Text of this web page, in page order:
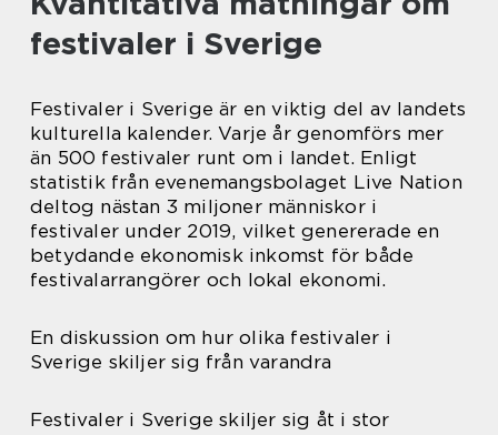
festivaler i Sverige
Festivaler i Sverige är en viktig del av landets
kulturella kalender. Varje år genomförs mer
än 500 festivaler runt om i landet. Enligt
statistik från evenemangsbolaget Live Nation
deltog nästan 3 miljoner människor i
festivaler under 2019, vilket genererade en
betydande ekonomisk inkomst för både
festivalarrangörer och lokal ekonomi.
En diskussion om hur olika festivaler i
Sverige skiljer sig från varandra
Festivaler i Sverige skiljer sig åt i stor